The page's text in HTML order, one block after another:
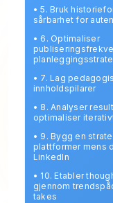
•5. Bruk
sårbarhet for
• 6. Optimaliser
• 7. Lag
innholdspilarer
• 8. Analyser
optimaliser
• 9. Bygg en
plattformer mens
LinkedIn
• 10. Etabler
gjennom
takes